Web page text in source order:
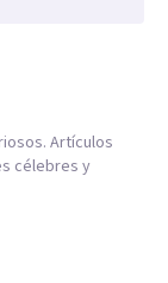
Artículos
célebres y